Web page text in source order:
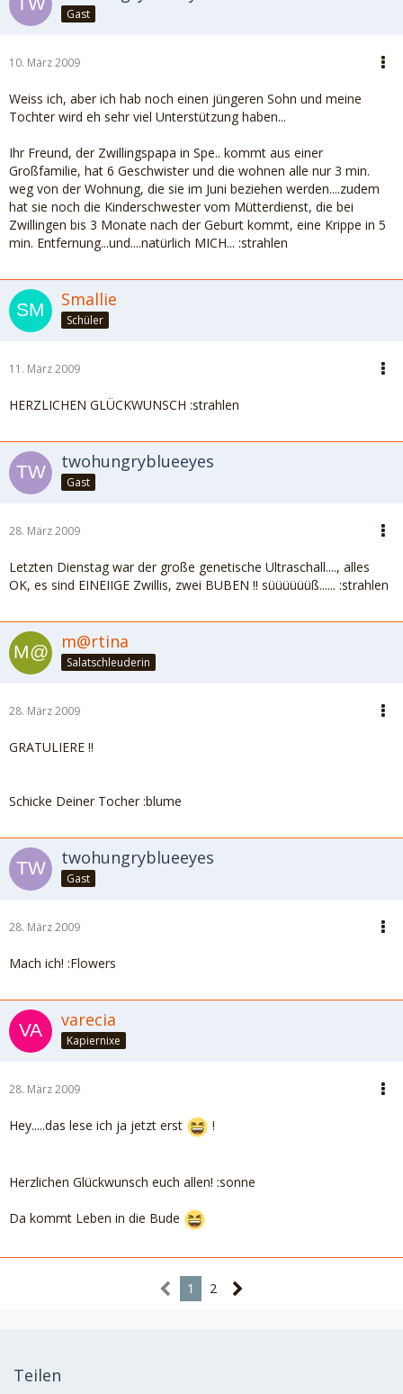
Gast
10. März 2009
Weiss ich, aber ich hab noch einen jüngeren Sohn und meine
Tochter wird eh sehr viel Unterstützung haben...
Ihr Freund, der Zwillingspapa in Spe.. kommt aus einer
Großfamilie, hat 6 Geschwister und die wohnen alle nur 3 min.
weg von der Wohnung, die sie im Juni beziehen werden....zudem
hat sie noch die Kinderschwester vom Mütterdienst, die bei
Zwillingen bis 3 Monate nach der Geburt kommt, eine Krippe in 5
min. Entfernung...und....natürlich MICH... :strahlen
Smallie
Schüler
11. März 2009
HERZLICHEN GLÜCKWUNSCH :strahlen
twohungryblueeyes
Gast
28. März 2009
Letzten Dienstag war der große genetische Ultraschall...., alles
OK, es sind EINEIIGE Zwillis, zwei BUBEN !! süüüüüüß...... :strahlen
m@rtina
Salatschleuderin
28. März 2009
GRATULIERE !!
Schicke Deiner Tocher :blume
twohungryblueeyes
Gast
28. März 2009
Mach ich! :Flowers
varecia
Kapiernixe
28. März 2009
Hey.....das lese ich ja jetzt erst !
Herzlichen Glückwunsch euch allen! :sonne
Da kommt Leben in die Bude
1 2
Teilen